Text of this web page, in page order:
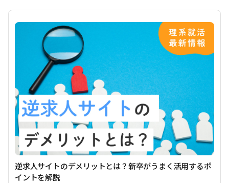
逆求人サイトのデメリットとは？新卒がうまく活用するポ
イントを解説